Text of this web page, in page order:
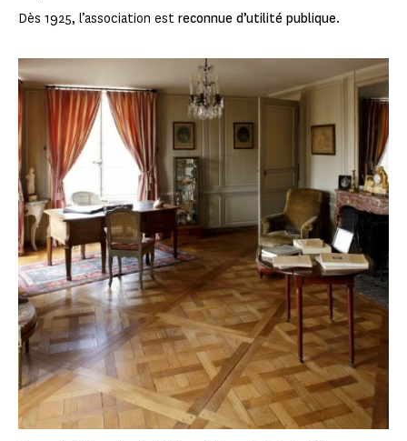
Dès 1925, l’association est reconnue d’utilité publique.